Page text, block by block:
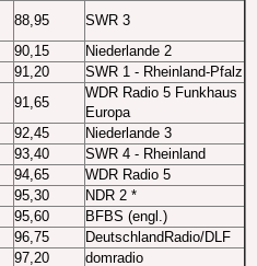
88,95
SWR 3
90,15
Niederlande 2
91,20
SWR 1 - Rheinland-Pfalz
91,65
WDR Radio 5 Funkhaus
Europa
92,45
Niederlande 3
93,40
SWR 4 - Rheinland
94,65
WDR Radio 5
95,30
NDR 2 *
95,60
BFBS (engl.)
96,75
DeutschlandRadio/DLF
97,20
domradio